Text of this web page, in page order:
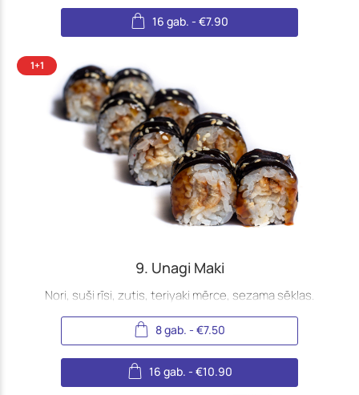
16 gab. - €7.90
9. Unagi Maki
Nori, suši rīsi, zutis, teriyaki mērce, sezama sēklas.
8 gab. - €7.50
16 gab. - €10.90